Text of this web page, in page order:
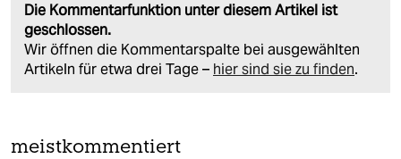
Die Kommentarfunktion unter diesem Artikel ist
geschlossen.
Wir öffnen die Kommentarspalte bei ausgewählten
Artikeln für etwa drei Tage – hier sind sie zu finden.
meistkommentiert